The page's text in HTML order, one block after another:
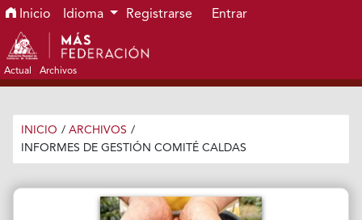
Ir al menú de navegación principal
Ir al contenido principal
Ir al pie de página del sitio
Inicio Idioma Registrarse Entrar
Actual Archivos
INICIO / ARCHIVOS /
INFORMES DE GESTIÓN COMITÉ CALDAS